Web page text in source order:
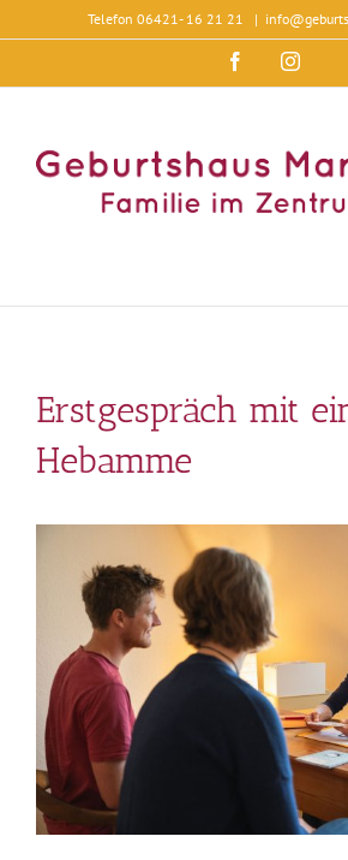
Inhalt
Telefon 06421- 16 21 21 |
Facebook
Erstgespräch mit
Hebamme